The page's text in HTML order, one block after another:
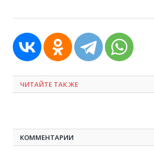
ЧИТАЙТЕ ТАК ЖЕ
КОММЕНТАРИИ